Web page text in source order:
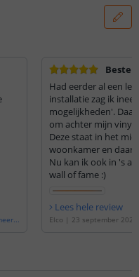
...
Beste
Had eerder al een
installatie zag ik
mogelijkheden'.
om achter mijn
Deze staat in het
woonkamer en
Nu kan ik ook in 's
wall of fame :)
Lees hele review
Elco | 23 september 2025